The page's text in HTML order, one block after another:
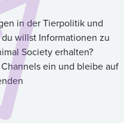
in der Tierpolitik und
willst Informationen zu
Society erhalten?
ein und bleibe auf